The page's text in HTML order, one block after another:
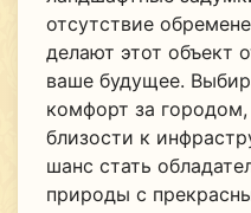
отсутствие
делают этот объект
ваше будущее.
комфорт за городом,
близости к
шанс стать
природы с